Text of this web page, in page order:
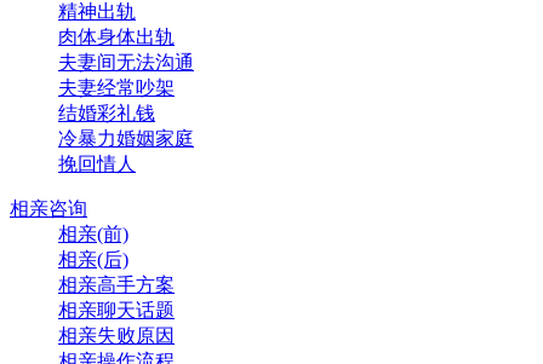
精神出轨
肉体身体出轨
夫妻间无法沟通
夫妻经常吵架
结婚彩礼钱
冷暴力婚姻家庭
挽回情人
相亲咨询
相亲(前)
相亲(后)
相亲高手方案
相亲聊天话题
相亲失败原因